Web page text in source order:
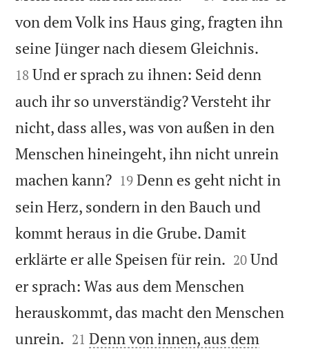
von dem Volk ins Haus ging, fragten ihn
seine Jünger nach diesem Gleichnis.
18 Und er sprach zu ihnen: Seid denn
auch ihr so unverständig? Versteht ihr
nicht, dass alles, was von außen in den
Menschen hineingeht, ihn nicht unrein
machen kann?
19 Denn es geht nicht in
sein Herz, sondern in den Bauch und
kommt heraus in die Grube. Damit
erklärte er alle Speisen für rein. 

20 Und
er sprach: Was aus dem Menschen
herauskommt, das macht den Menschen
unrein. 

21 Denn von innen, aus dem